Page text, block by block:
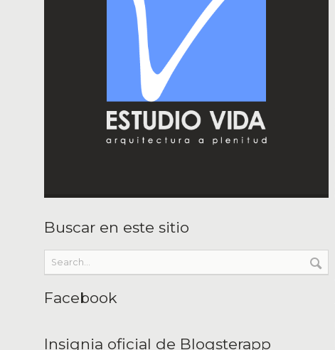
Buscar en este sitio
Facebook
Insignia oficial de Blogsterapp